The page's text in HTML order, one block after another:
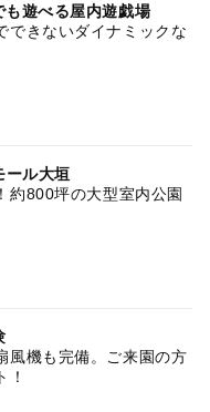
遊べる屋内遊戯場
できないダイナミックな
ル大垣
約800坪の大型室内公園
風機も完備。ご来園の方
！